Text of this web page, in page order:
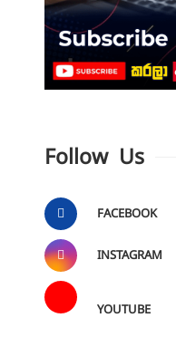
Follow Us
FACEBOOK
INSTAGRAM
YOUTUBE